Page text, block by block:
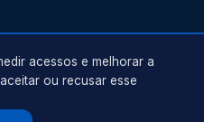
acessos e melhorar a
ou recusar esse